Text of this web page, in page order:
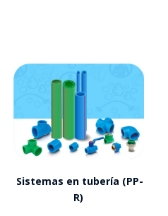
Sistemas en tubería (PP-
R)